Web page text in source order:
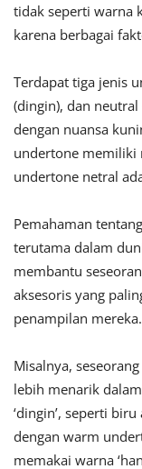
tidak seperti warna
karena berbagai
Terdapat tiga jenis
(dingin), dan
dengan nuansa
undertone memiliki
undertone netral
Pemahaman
terutama dalam
membantu
aksesoris yang
penampilan mereka.
Misalnya,
lebih menarik
‘dingin’, seperti
dengan warm
memakai warna